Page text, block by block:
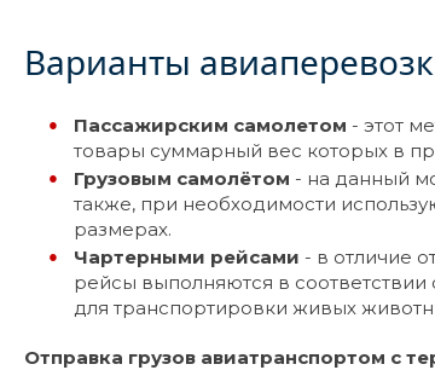
Варианты
Пассажирским самолетом - этот
товары суммарный вес которых в
Грузовым самолётом - на данный
также, при необходимости
размерах.
Чартерными рейсами - в отличие
рейсы выполняются в
для транспортировки живых
Отправка грузов авиатранспортом с